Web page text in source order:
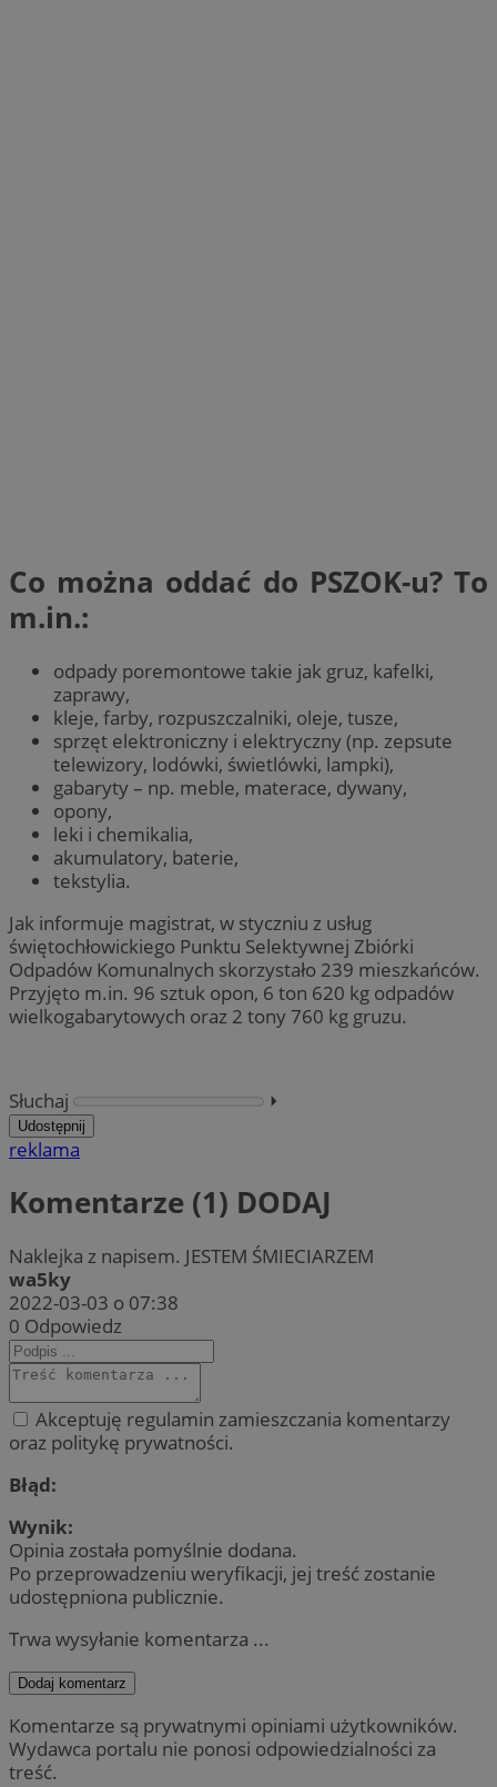
Co można oddać do PSZOK-u? To
m.in.:
odpady poremontowe takie jak gruz, kafelki,
zaprawy,
kleje, farby, rozpuszczalniki, oleje, tusze,
sprzęt elektroniczny i elektryczny (np. zepsute
telewizory, lodówki, świetlówki, lampki),
gabaryty – np. meble, materace, dywany,
opony,
leki i chemikalia,
akumulatory, baterie,
tekstylia.
Jak informuje magistrat, w styczniu z usług
świętochłowickiego Punktu Selektywnej Zbiórki
Odpadów Komunalnych skorzystało 239 mieszkańców.
Przyjęto m.in. 96 sztuk opon, 6 ton 620 kg odpadów
wielkogabarytowych oraz 2 tony 760 kg gruzu.
Słuchaj ⏵︎
Udostępnij
reklama
Komentarze (1) DODAJ
Naklejka z napisem. JESTEM ŚMIECIARZEM
wa5ky
2022-03-03 o 07:38
0 Odpowiedz
Akceptuję regulamin zamieszczania komentarzy
oraz politykę prywatności.
Błąd:
Wynik:
Opinia została pomyślnie dodana.
Po przeprowadzeniu weryfikacji, jej treść zostanie
udostępniona publicznie.
Trwa wysyłanie komentarza ...
Dodaj komentarz
Komentarze są prywatnymi opiniami użytkowników.
Wydawca portalu nie ponosi odpowiedzialności za
treść.